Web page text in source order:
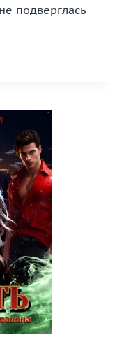
подверглась